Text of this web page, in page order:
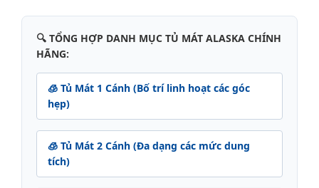
🔍 TỔNG HỢP DANH MỤC TỦ MÁT ALASKA CHÍNH
HÃNG:
🧊 Tủ Mát 1 Cánh (Bố trí linh hoạt các góc
hẹp)
🧊 Tủ Mát 2 Cánh (Đa dạng các mức dung
tích)